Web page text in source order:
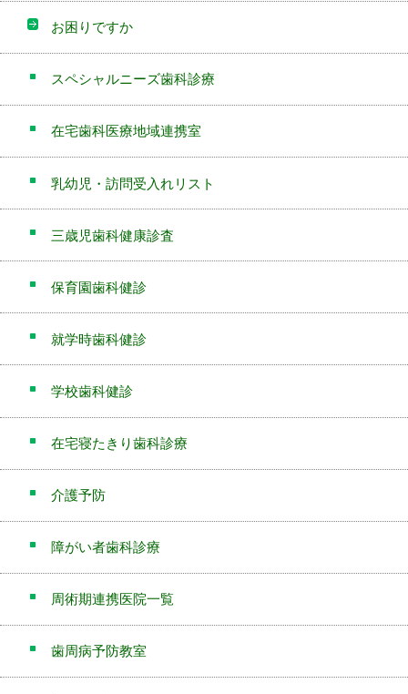
お困りですか
スペシャルニーズ歯科診療
在宅歯科医療地域連携室
乳幼児・訪問受入れリスト
三歳児歯科健康診査
保育園歯科健診
就学時歯科健診
学校歯科健診
在宅寝たきり歯科診療
介護予防
障がい者歯科診療
周術期連携医院一覧
歯周病予防教室